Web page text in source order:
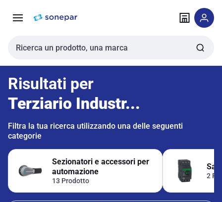
navigazione alla
Cerca input
Risultati per
Terziario Industr...
Filtra la tua ricerca utilizzando una delle seguenti
categorie
Sezionatori e accessori per
automazione
13 Prodotto
2